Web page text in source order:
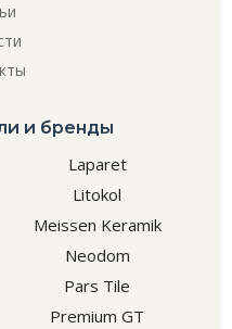
и бренды
Laparet
Litokol
Meissen Keramik
Neodom
Pars Tile
Premium GT